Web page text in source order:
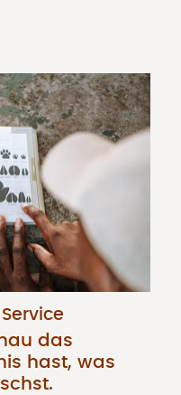
das
hast, was